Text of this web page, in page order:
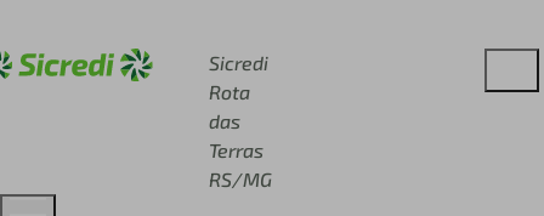
Sicredi
Rota
das
Terras
RS/MG